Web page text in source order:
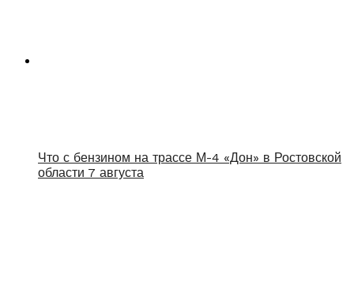
Что с бензином на трассе М-4 «Дон» в Ростовской
области 7 августа